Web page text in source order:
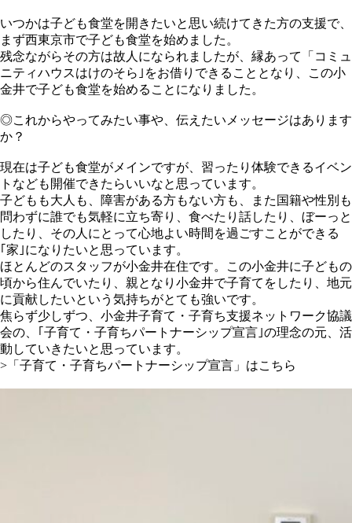
いつかは子ども食堂を開きたいと思い続けてきた方の支援で、
まず西東京市で子ども食堂を始めました。
残念ながらその方は故人になられましたが、縁あって「コミュ
ニティハウスはけのそら｣をお借りできることとなり、この小
金井で子ども食堂を始めることになりました。
◎これからやってみたい事や、伝えたいメッセージはあります
か？
現在は子ども食堂がメインですが、習ったり体験できるイベン
トなども開催できたらいいなと思っています。
子どもも大人も、障害がある方もない方も、また国籍や性別も
問わずに誰でも気軽に立ち寄り、食べたり話したり、ぼーっと
したり、その人にとって心地よい時間を過ごすことができる
｢家｣になりたいと思っています。
ほとんどのスタッフが小金井在住です。この小金井に子どもの
頃から住んでいたり、親となり小金井で子育てをしたり、地元
に貢献したいという気持ちがとても強いです。
焦らず少しずつ、小金井子育て・子育ち支援ネットワーク協議
会の、｢子育て・子育ちパートナーシップ宣言｣の理念の元、活
動していきたいと思っています。
>「子育て・子育ちパートナーシップ宣言」はこちら